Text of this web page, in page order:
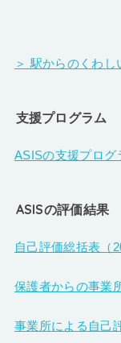
＞ 駅からのくわし
支援プログラム
ASISの支援プログ
ASISの評価結果
自己評価総括表（
保護者からの事業
事業所による自己